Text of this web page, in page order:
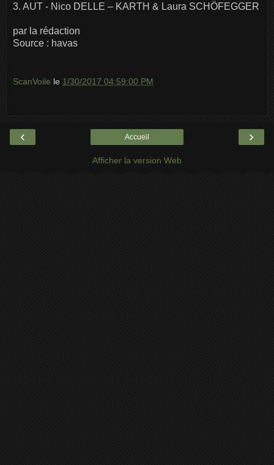
3. AUT - Nico DELLE – KARTH & Laura SCHÖFEGGER
par la rédaction
Source : havas
ScanVoile le 1/30/2017 04:59:00 PM
‹ ›
Accueil
Afficher la version Web